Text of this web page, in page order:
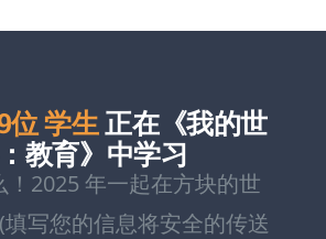
位 学生正在《我的世
教育》中学习
！2025 年一起在方块的世
写您的信息将安全的传送